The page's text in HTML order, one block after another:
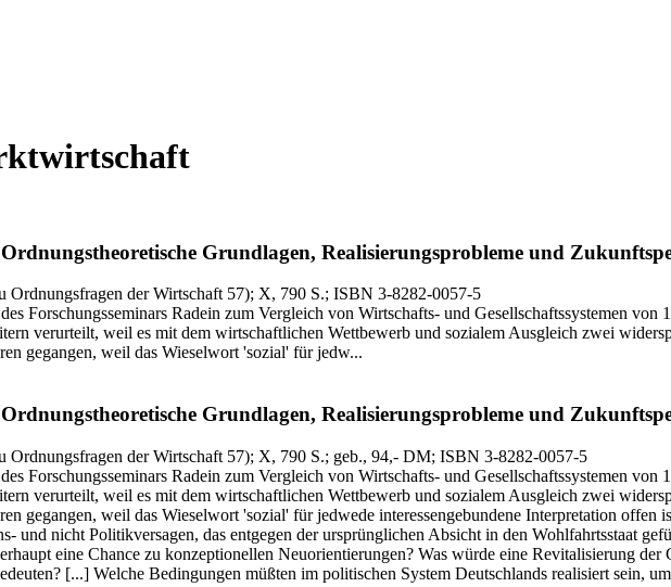
Ordnungstheoretische Grundlagen, Realisierungsprobleme und
Ordnungsfragen der Wirtschaft 57); X, 790 S.; ISBN 3-8282-0057-5
Forschungsseminars Radein zum Vergleich von Wirtschafts- und Gesellschaftssystemen
verurteilt, weil es mit dem wirtschaftlichen Wettbewerb und sozialem Ausgleich zwei
gegangen, weil das Wieselwort 'sozial' für jedw...
Ordnungstheoretische Grundlagen, Realisierungsprobleme und
Ordnungsfragen der Wirtschaft 57); X, 790 S.; geb., 94,- DM; ISBN 3-8282-0057-5
Forschungsseminars Radein zum Vergleich von Wirtschafts- und Gesellschaftssystemen
verurteilt, weil es mit dem wirtschaftlichen Wettbewerb und sozialem Ausgleich zwei
gegangen, weil das Wieselwort 'sozial' für jedwede interessengebundene Interpretation
und nicht Politikversagen, das entgegen der ursprünglichen Absicht in den Wohlfahrtsstaat
eine Chance zu konzeptionellen Neuorientierungen? Was würde eine Revitalisierung
[...] Welche Bedingungen müßten im politischen System Deutschlands realisiert sein,